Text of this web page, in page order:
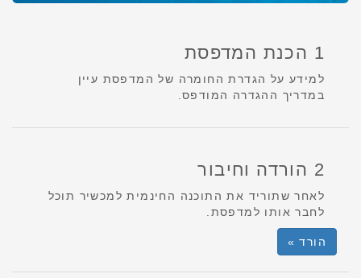
1 הכנת המדפסת
למידע על הגדרת החומרה של המדפסת עיין
במדריך ההגדרה המודפס.
2 הורדה וחיבור
לאחר שתוריד את התוכנה החינמית למכשיר תוכל
לחבר אותו למדפסת.
הורד »